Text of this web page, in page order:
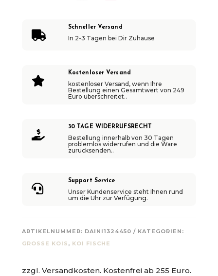
MENGE
V

Schneller Versand
In 2-3 Tagen bei Dir Zuhause

Kostenloser Versand
kostenloser Versand, wenn Ihre
Bestellung einen Gesamtwert von 249
Euro überschreitet..

30 TAGE WIDERRUFSRECHT
Bestellung innerhalb von 30 Tagen
problemlos widerrufen und die Ware
zurücksenden..

Support Service
Unser Kundenservice steht Ihnen rund
um die Uhr zur Verfügung.
ARTIKELNUMMER: DAINI1324450
KATEGORIEN:
GROSSE KOIS
, KOI FISCHE
zzgl. Versandkosten. Kostenfrei ab 255 Euro.